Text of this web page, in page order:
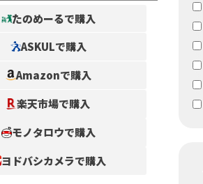
たのめーるで購入
ASKULで購入
Amazonで購入
楽天市場で購入
モノタロウで購入
ヨドバシカメラで購入